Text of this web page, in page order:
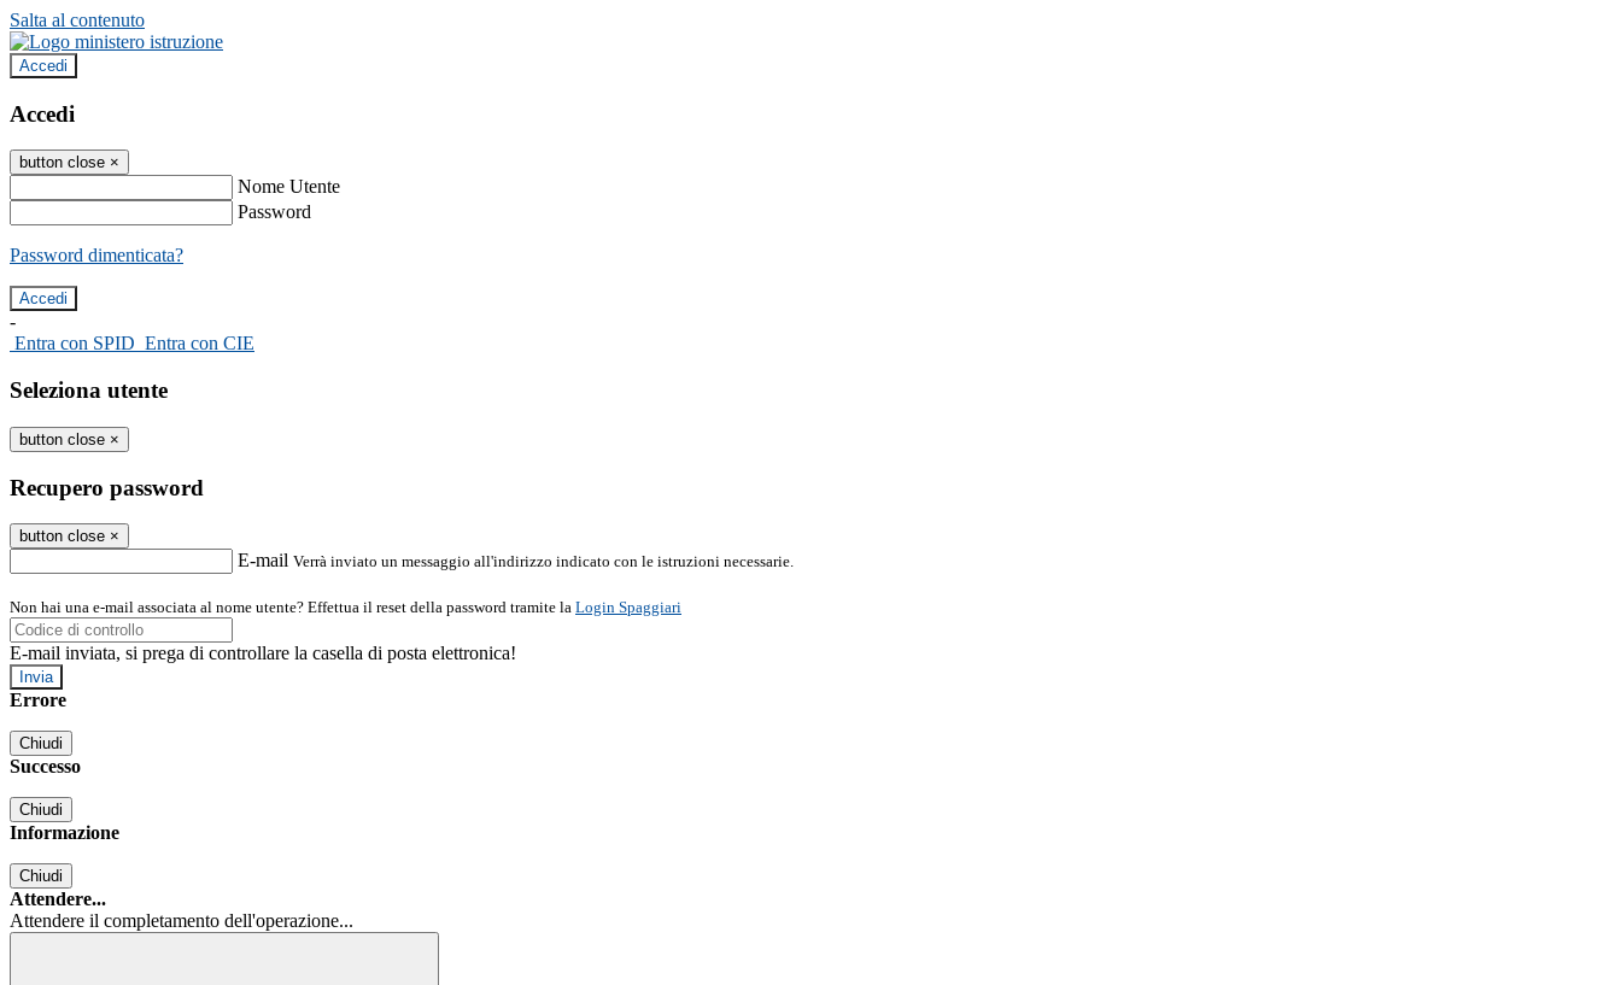
Salta al contenuto
Accedi
Accedi
button close ×
Nome Utente
Password
Password dimenticata?
-
Entra con SPID Entra con CIE
Seleziona utente
button close ×
Recupero password
button close ×
E-mail Verrà inviato un messaggio all'indirizzo indicato con le istruzioni necessarie.
Non hai una e-mail associata al nome utente? Effettua il reset della password tramite la Login Spaggiari
E-mail inviata, si prega di controllare la casella di posta elettronica!
Errore
Chiudi
Successo
Chiudi
Informazione
Chiudi
Attendere...
Attendere il completamento dell'operazione...